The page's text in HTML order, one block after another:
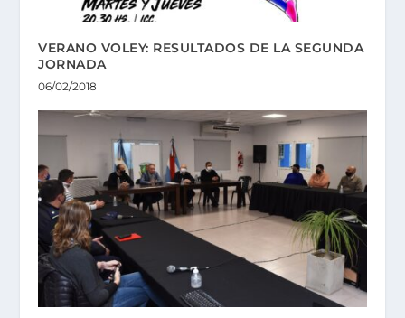
VERANO VOLEY: RESULTADOS DE LA SEGUNDA
JORNADA
06/02/2018